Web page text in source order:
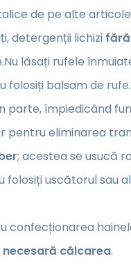
de pe alte
detergenții lichizi
lăsați rufele
folosiți balsam de
parte, împiedicând
pentru eliminarea
; acestea se usucă
folosiți uscătorul sau
confecționarea
necesară călcarea.